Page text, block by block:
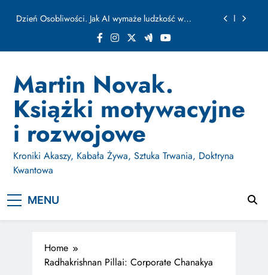
Jak Budować Myślokształty Powodzenia
Jak Projektować i Aktywować Myślokształty dla
Osiągania Celów w Codziennym Życiu
Dzień Osobliwości. Jak AI wymaże ludzkość w
ułamku sekundy
Jak Budować Myślokształty Powodzenia
Jak Projektować i Aktywować Myślokształty dla
Osiągania Celów w Codziennym Życiu
Martin Novak.
Książki motywacyjne
i rozwojowe
Kroniki Akaszy, Kabała Żywa, Sztuka Trwania, Doktryna
Kwantowa
MENU
Home
Radhakrishnan Pillai: Corporate Chanakya